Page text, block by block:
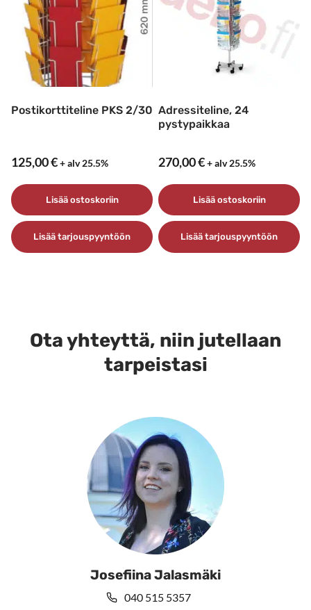
Postikorttiteline PKS 2/30
125,00€+ alv 25.5%
Lisää ostoskoriin
Lisää tarjouspyyntöön
Adressiteline, 24
pystypaikkaa
270,00€+ alv 25.5%
Lisää ostoskoriin
Lisää tarjouspyyntöön
Ota yhteyttä, niin jutellaan
tarpeistasi
Josefiina Jalasmäki
040 515 5357